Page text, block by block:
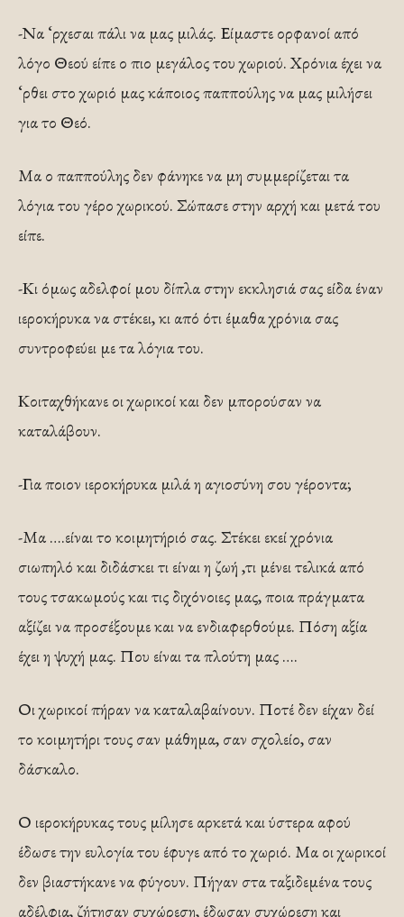
-Να ‘ρχεσαι πάλι να μας μιλάς. Είμαστε ορφανοί από
λόγο Θεού είπε ο πιο μεγάλος του χωριού. Χρόνια έχει να
‘ρθει στο χωριό μας κάποιος παππούλης να μας μιλήσει
για το Θεό.
Μα ο παππούλης δεν φάνηκε να μη συμμερίζεται τα
λόγια του γέρο χωρικού. Σώπασε στην αρχή και μετά του
είπε.
-Κι όμως αδελφοί μου δίπλα στην εκκλησιά σας είδα έναν
ιεροκήρυκα να στέκει, κι από ότι έμαθα χρόνια σας
συντροφεύει με τα λόγια του.
Κοιταχθήκανε οι χωρικοί και δεν μπορούσαν να
καταλάβουν.
-Για ποιον ιεροκήρυκα μιλά η αγιοσύνη σου γέροντα;
-Μα ….είναι το κοιμητήριό σας. Στέκει εκεί χρόνια
σιωπηλό και διδάσκει τι είναι η ζωή ,τι μένει τελικά από
τους τσακωμούς και τις διχόνοιες μας, ποια πράγματα
αξίζει να προσέξουμε και να ενδιαφερθούμε. Πόση αξία
έχει η ψυχή μας. Που είναι τα πλούτη μας ….
Οι χωρικοί πήραν να καταλαβαίνουν. Ποτέ δεν είχαν δεί
το κοιμητήρι τους σαν μάθημα, σαν σχολείο, σαν
δάσκαλο.
Ο ιεροκήρυκας τους μίλησε αρκετά και ύστερα αφού
έδωσε την ευλογία του έφυγε από το χωριό. Μα οι χωρικοί
δεν βιαστήκανε να φύγουν. Πήγαν στα ταξιδεμένα τους
αδέλφια, ζήτησαν συχώρεση, έδωσαν συχώρεση και